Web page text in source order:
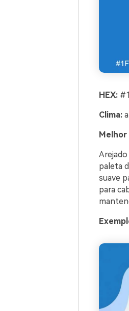
HEX:
Clima:
Melhor
paleta
suave
para